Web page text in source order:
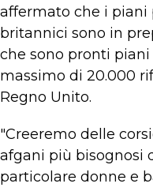
affermato che i
britannici sono in
che sono pronti
massimo di 20.000
Regno Unito.
"Creeremo delle
afgani più bisognosi
particolare donne e